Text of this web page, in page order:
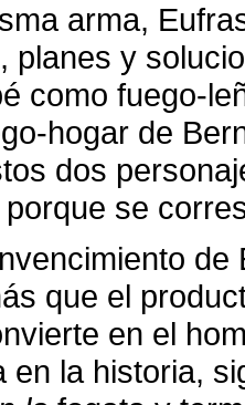
arma,
planes y
como fuego-
hogar de
dos
se
que el
en el
en la historia,